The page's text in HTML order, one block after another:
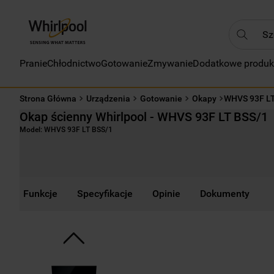
PranieChłodnictwoGotowanieZmywanieDodatkowe
Strona Główna Urządzenia Gotowanie Okapy WHVS 93F
Okap ścienny Whirlpool - WHVS 93F LT BSS/1
Model: WHVS 93F LT BSS/1
Funkcje Specyfikacje Opinie Dokumenty
2.
3